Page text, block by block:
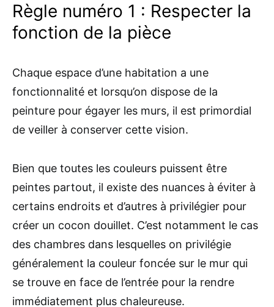
Règle numéro 1 : Respecter la
fonction de la pièce
Chaque espace d’une habitation a une
fonctionnalité et lorsqu’on dispose de la
peinture pour égayer les murs, il est primordial
de veiller à conserver cette vision.
Bien que toutes les couleurs puissent être
peintes partout, il existe des nuances à éviter à
certains endroits et d’autres à privilégier pour
créer un cocon douillet. C’est notamment le cas
des chambres dans lesquelles on privilégie
généralement la couleur foncée sur le mur qui
se trouve en face de l’entrée pour la rendre
immédiatement plus chaleureuse.